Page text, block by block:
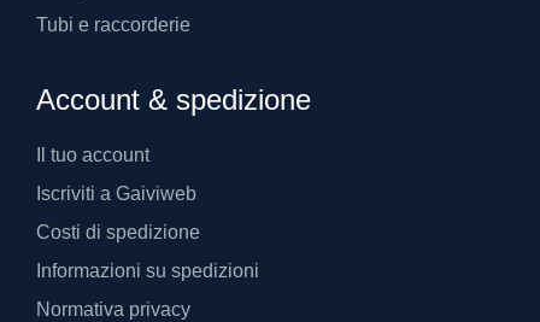
Tubi e raccorderie
Account & spedizione
Il tuo account
Iscriviti a Gaiviweb
Costi di spedizione
Informazioni su spedizioni
Normativa privacy